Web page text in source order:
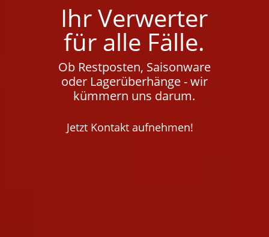
Ihr Verwerter
für alle Fälle.
Ob Restposten, Saisonware
oder Lagerüberhänge - wir
kümmern uns darum.
Jetzt Kontakt aufnehmen!